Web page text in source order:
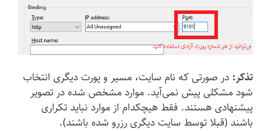
تذکر: در صورتی که نام سایت، مسیر و پورت دیگری انتخاب
شود مشکلی پیش نمی‌آید. موارد مشخص شده در تصویر
پیشنهادی هستند. فقط هیچکدام از موارد نباید تکراری
باشند (قبلا توسط سایت دیگری رزرو شده باشند).